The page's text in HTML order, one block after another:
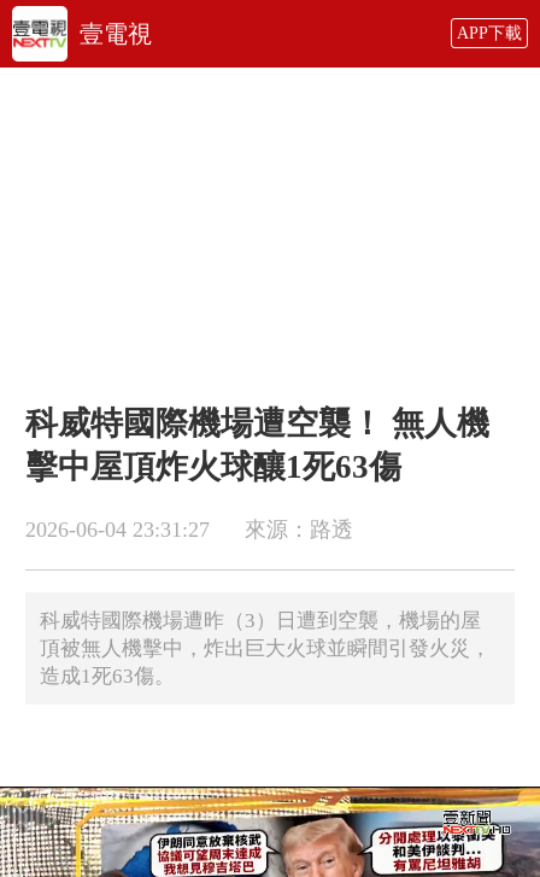
壹電視 APP下載
科威特國際機場遭空襲！ 無人機
擊中屋頂炸火球釀1死63傷
2026-06-04 23:31:27 來源：路透
科威特國際機場遭昨（3）日遭到空襲，機場的屋
頂被無人機擊中，炸出巨大火球並瞬間引發火災，
造成1死63傷。